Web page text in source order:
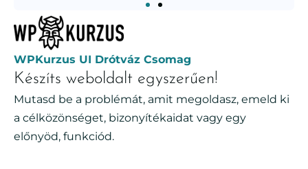
WPKurzus UI Drótváz Csomag
Készíts weboldalt egyszerűen!
Mutasd be a problémát, amit megoldasz, emeld ki
a célközönséget, bizonyítékaidat vagy egy
előnyöd, funkciód.